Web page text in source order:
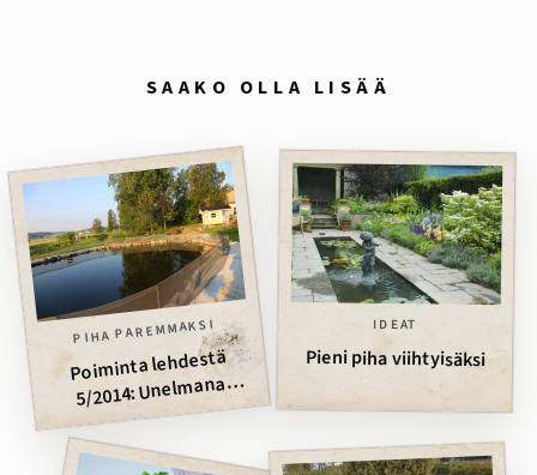
SAAKO OLLA LISÄÄ
PIHA PAREMMAKSI
Poiminta lehdestä
5/2014: Unelmana
kirkasvetinen lampi
IDEAT
Pieni piha viihtyisäksi